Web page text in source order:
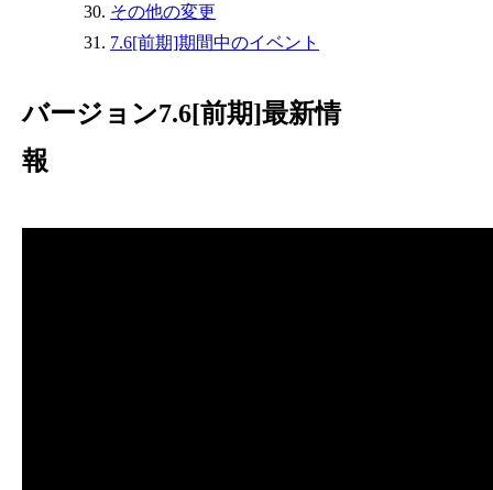
その他の変更
7.6[前期]期間中のイベント
バージョン7.6[前期]最新情
報